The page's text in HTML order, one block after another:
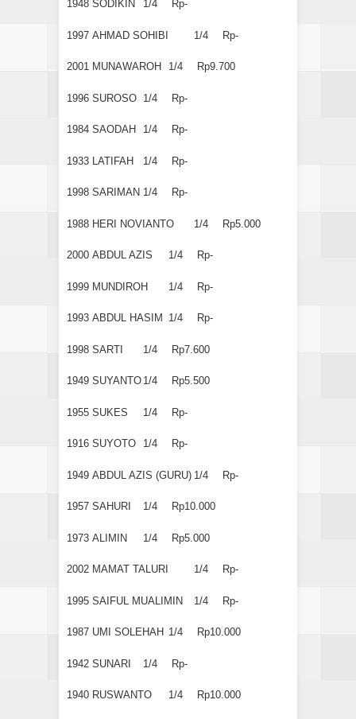
1948 SODIKIN 1/4 Rp-
1997 AHMAD SOHIBI 1/4 Rp-
2001 MUNAWAROH 1/4 Rp9.700
1996 SUROSO 1/4 Rp-
1984 SAODAH 1/4 Rp-
1933 LATIFAH 1/4 Rp-
1998 SARIMAN 1/4 Rp-
1988 HERI NOVIANTO 1/4 Rp5.000
2000 ABDUL AZIS 1/4 Rp-
1999 MUNDIROH 1/4 Rp-
1993 ABDUL HASIM 1/4 Rp-
1998 SARTI 1/4 Rp7.600
1949 SUYANTO 1/4 Rp5.500
1955 SUKES 1/4 Rp-
1916 SUYOTO 1/4 Rp-
1949 ABDUL AZIS (GURU) 1/4 Rp-
1957 SAHURI 1/4 Rp10.000
1973 ALIMIN 1/4 Rp5.000
2002 MAMAT TALURI 1/4 Rp-
1995 SAIFUL MUALIMIN 1/4 Rp-
1987 UMI SOLEHAH 1/4 Rp10.000
1942 SUNARI 1/4 Rp-
1940 RUSWANTO 1/4 Rp10.000